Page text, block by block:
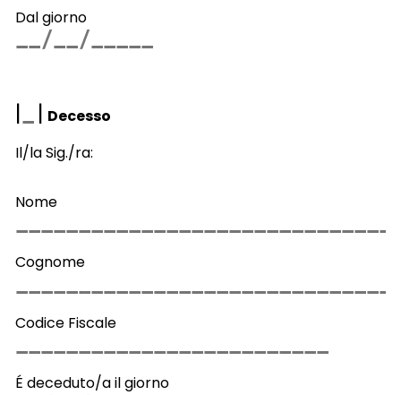
Dal giorno
| | Decesso
Il/la Sig./ra:
Nome
Cognome
Codice Fiscale
É deceduto/a il giorno